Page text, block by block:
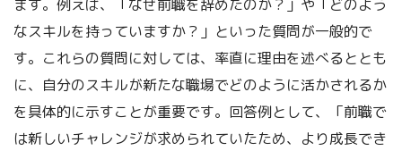
ます。例えば、「なぜ前職を辞めたのか？」や「どのよう
なスキルを持っていますか？」といった質問が一般的で
す。これらの質問に対しては、率直に理由を述べるととも
に、自分のスキルが新たな職場でどのように活かされるか
を具体的に示すことが重要です。回答例として、「前職で
は新しいチャレンジが求められていたため、より成長でき